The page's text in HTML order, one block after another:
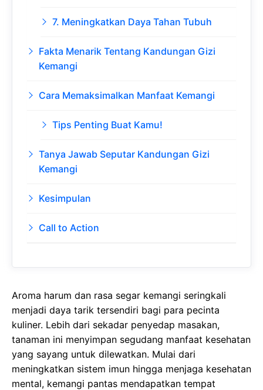
7. Meningkatkan Daya Tahan Tubuh
Fakta Menarik Tentang Kandungan Gizi
Kemangi
Cara Memaksimalkan Manfaat Kemangi
Tips Penting Buat Kamu!
Tanya Jawab Seputar Kandungan Gizi
Kemangi
Kesimpulan
Call to Action
Aroma harum dan rasa segar kemangi seringkali
menjadi daya tarik tersendiri bagi para pecinta
kuliner. Lebih dari sekadar penyedap masakan,
tanaman ini menyimpan segudang manfaat kesehatan
yang sayang untuk dilewatkan. Mulai dari
meningkatkan sistem imun hingga menjaga kesehatan
mental, kemangi pantas mendapatkan tempat